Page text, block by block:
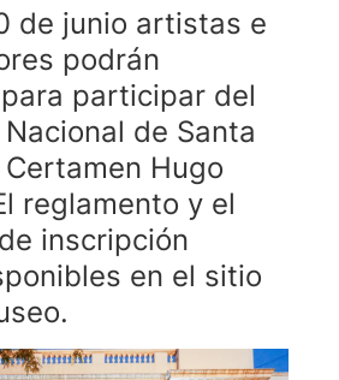
de junio artistas e
podrán
participar del
Nacional de Santa
Certamen Hugo
reglamento y el
inscripción
en el sitio